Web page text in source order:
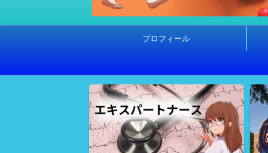
プロフィール